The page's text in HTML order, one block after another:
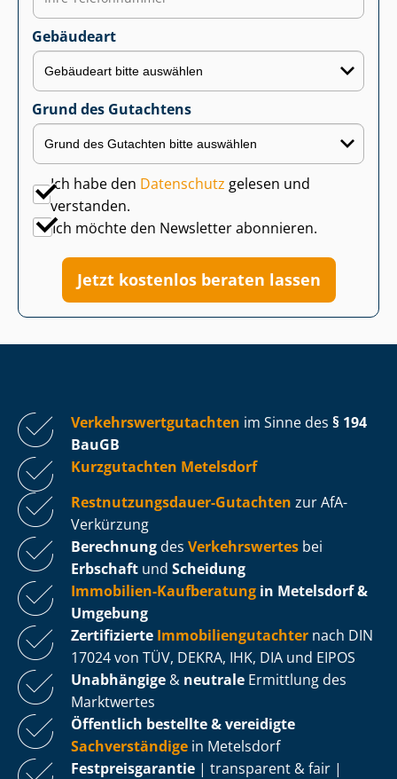
Gebäudeart
Grund des Gutachtens
Ich habe den Datenschutz gelesen und
verstanden.
Ich möchte den Newsletter abonnieren.
Jetzt kostenlos beraten lassen
Ver­kehrs­wert­gut­ach­ten im Sinne des § 194
BauGB
Kurzgutachten Metelsdorf
Rest­nut­zungs­dau­er-Gutachten zur AfA-
Verkürzung
Berechnung des Verkehrswertes bei
Erbschaft und Scheidung
Immobilien-Kaufberatung in Metelsdorf &
Umgebung
Zertifizierte Im­mo­bi­li­en­gut­ach­ter nach DIN
17024 von TÜV, DEKRA, IHK, DIA und EIPOS
Unabhängige & neutrale Ermittlung des
Marktwertes
Öffentlich bestellte & vereidigte
Sachverständige in Metelsdorf
Fest­preis­ga­ran­tie | transparent & fair |